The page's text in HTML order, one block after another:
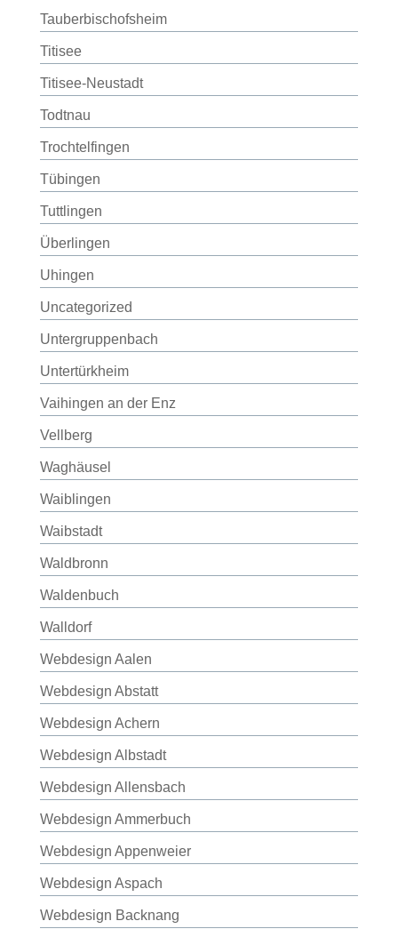
Tauberbischofsheim
Titisee
Titisee-Neustadt
Todtnau
Trochtelfingen
Tübingen
Tuttlingen
Überlingen
Uhingen
Uncategorized
Untergruppenbach
Untertürkheim
Vaihingen an der Enz
Vellberg
Waghäusel
Waiblingen
Waibstadt
Waldbronn
Waldenbuch
Walldorf
Webdesign Aalen
Webdesign Abstatt
Webdesign Achern
Webdesign Albstadt
Webdesign Allensbach
Webdesign Ammerbuch
Webdesign Appenweier
Webdesign Aspach
Webdesign Backnang